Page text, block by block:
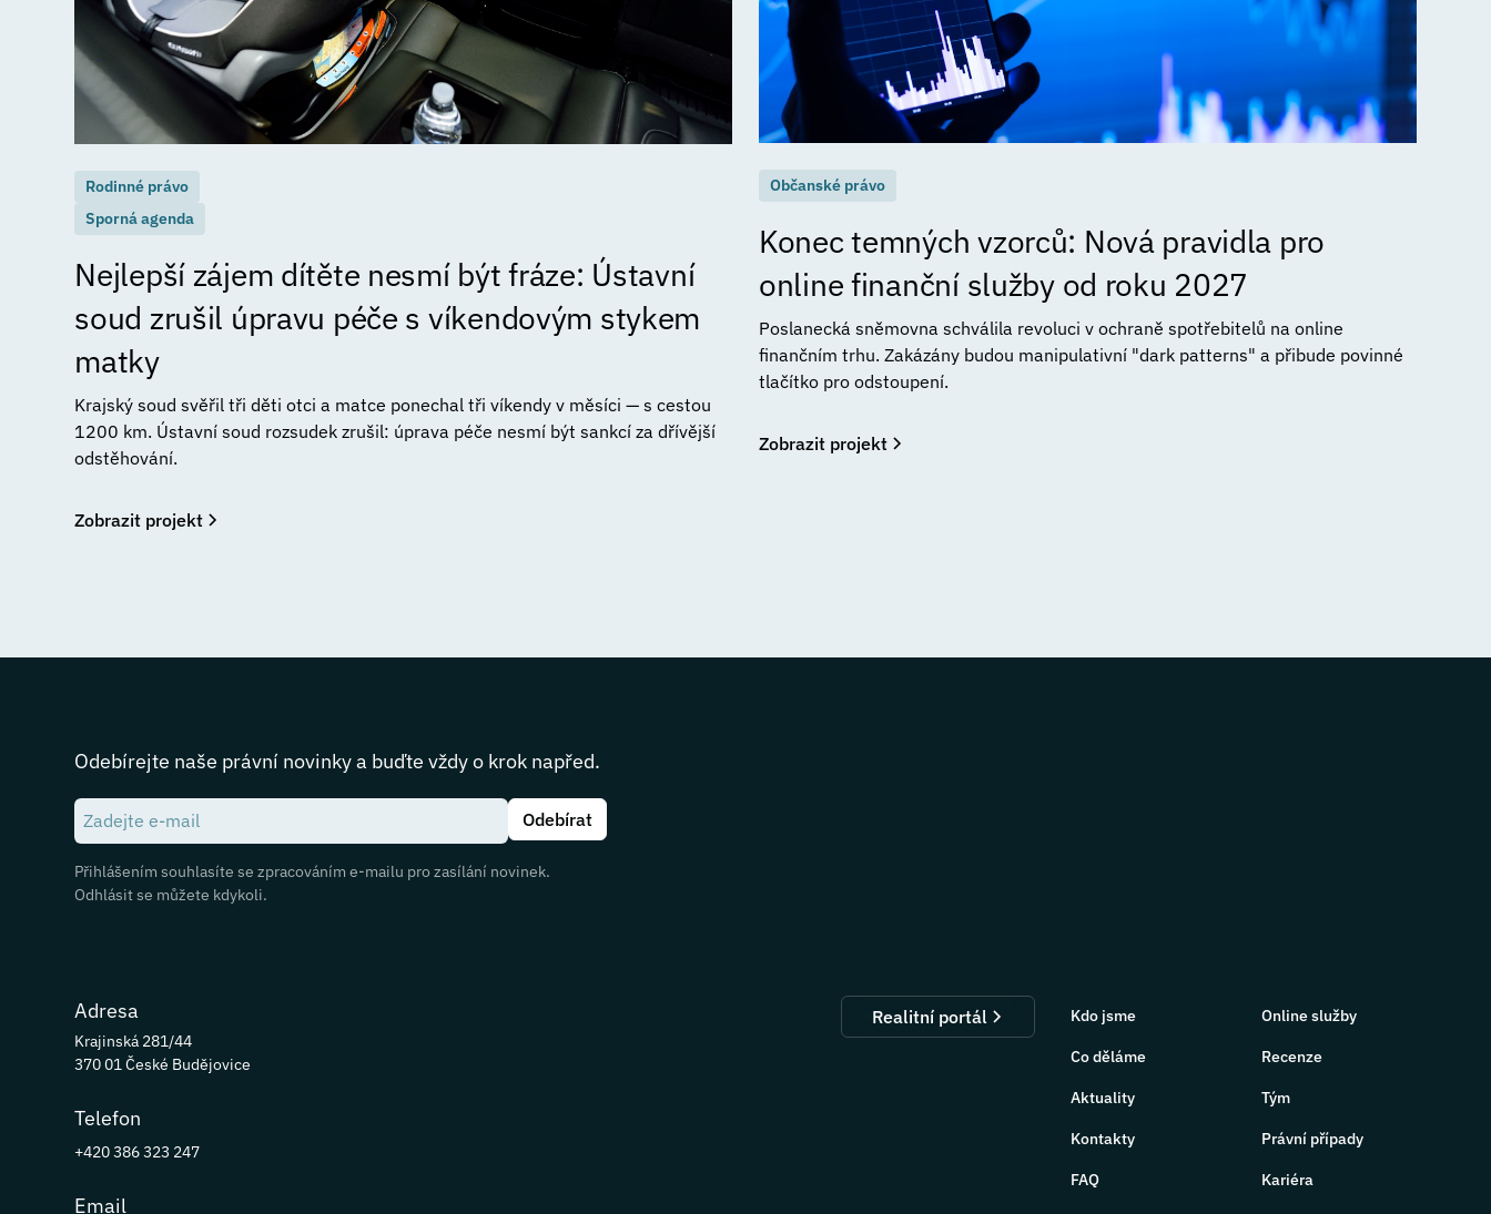
Rodinné právo
Sporná agenda
Nejlepší zájem dítěte nesmí být fráze: Ústavní
soud zrušil úpravu péče s víkendovým stykem
matky
Krajský soud svěřil tři děti otci a matce ponechal tři víkendy v měsíci — s cestou
1200 km. Ústavní soud rozsudek zrušil: úprava péče nesmí být sankcí za dřívější
odstěhování.
Zobrazit projekt
Občanské právo
Konec temných vzorců: Nová pravidla pro
online finanční služby od roku 2027
Poslanecká sněmovna schválila revoluci v ochraně spotřebitelů na online
finančním trhu. Zakázány budou manipulativní "dark patterns" a přibude povinné
tlačítko pro odstoupení.
Zobrazit projekt
Odebírejte naše právní novinky a buďte vždy o krok napřed.
Přihlášením souhlasíte se zpracováním e-mailu pro zasílání novinek.
Odhlásit se můžete kdykoli.
Adresa
Krajinská 281/44
370 01 České Budějovice
Telefon
+420 386 323 247
Email
Realitní portál Kdo jsme
Co děláme
Aktuality
Kontakty
FAQ
Online služby
Recenze
Tým
Právní případy
Kariéra